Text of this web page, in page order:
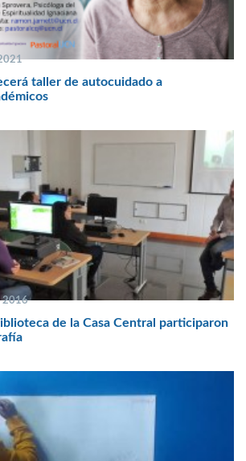
taller de autocuidado a
2016
de la Casa Central participaron